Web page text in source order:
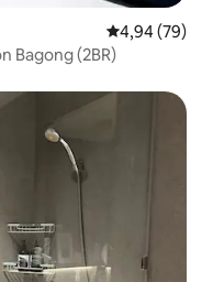
Prosječna
4,94 (79)
Bagong (2BR)